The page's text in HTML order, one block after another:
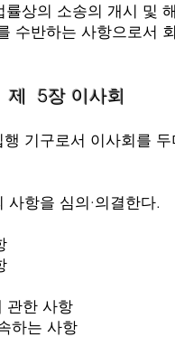
송의 개시 및 해
사항으로서 회원
제 5장 이사회
기구로서 이사회를
사항을 심의·의결한다.
한 사항
는 사항